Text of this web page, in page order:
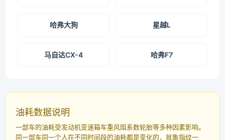
哈弗大狗 星越L
马自达CX-4 哈弗F7
油耗数据说明
一部车的油耗受发动机变速箱车重风阻系数轮胎等多种因素影响。
同一部车同一个人在不同时间段的油耗都是变化的，就象指纹一